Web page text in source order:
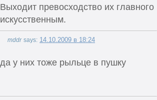
Выходит превосходство их
искусственным.
mddr says: 14.10.2009 в 18:24
да у них тоже рыльце в пушку